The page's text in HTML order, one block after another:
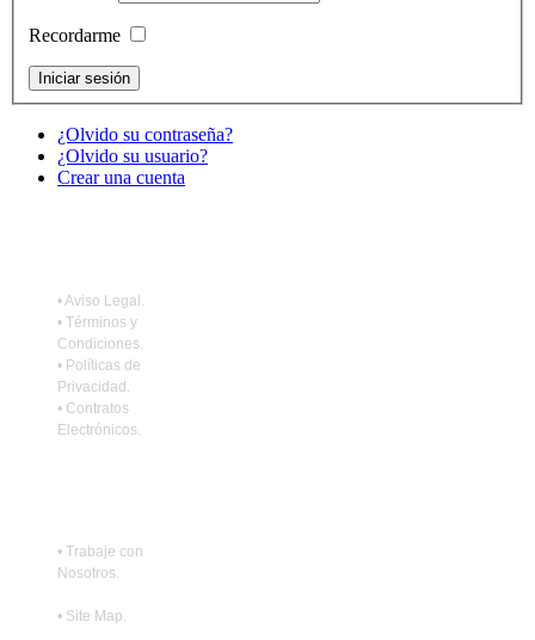
Recordarme
¿Olvido su contraseña?
¿Olvido su usuario?
Crear una cuenta
•Aviso Legal .
• Términos y
Condiciones.
• Políticas de
Privacidad .
• Contratos
Electrónicos.
• Trabaje con
Nosotros.
• Site Map.